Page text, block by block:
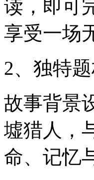
读，即可
享受一场
2、独特题
故事背景
墟猎人，
命、记忆